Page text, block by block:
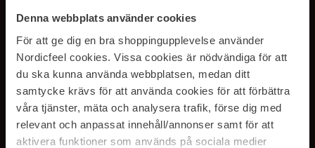
Denna webbplats använder cookies
För att ge dig en bra shoppingupplevelse använder
Nordicfeel cookies. Vissa cookies är nödvändiga för att
du ska kunna använda webbplatsen, medan ditt
samtycke krävs för att använda cookies för att förbättra
våra tjänster, mäta och analysera trafik, förse dig med
relevant och anpassat innehåll/annonser samt för att
aktivera funktioner som används på sociala medier
SUBSCRIBE TO OUR
NEWSLETTER
E-postadresse
Ved å abonnere godtar du vårpersonvernerklæring. Du kan melde deg